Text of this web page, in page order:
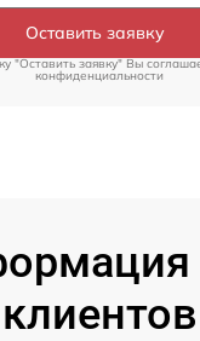
Оставить заявку
"Оставить заявку" Вы
конфиденциальности
клиентов